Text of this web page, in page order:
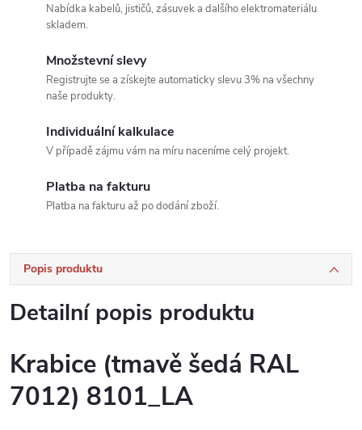
Nabídka kabelů, jističů, zásuvek a dalšího elektromateriálu
skladem.
Množstevní slevy
Registrujte se a získejte automaticky slevu 3% na všechny
naše produkty.
Individuální kalkulace
V případě zájmu vám na míru naceníme celý projekt.
Platba na fakturu
Platba na fakturu až po dodání zboží.
Popis produktu
Detailní popis produktu
Krabice (tmavě šedá RAL
7012) 8101_LA